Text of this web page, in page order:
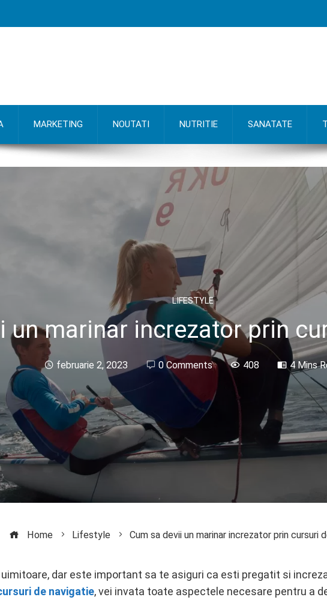
MARKETING NOUTATI NUTRITIE SANATATE
LIFESTYLE
un marinar increzator prin
februarie 2, 2023 0 Comments 408 4 Mins
Home Lifestyle Cum sa devii un marinar increzator prin cursuri
dar este important sa te asiguri ca esti pregatit si
de navigatie, vei invata toate aspectele necesare pentru a